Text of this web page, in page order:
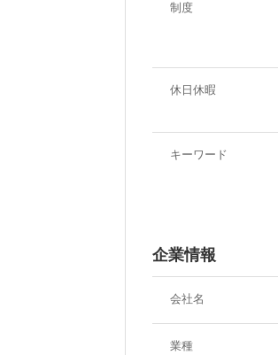
制度
休日休暇
キーワード
企業情報
会社名
業種